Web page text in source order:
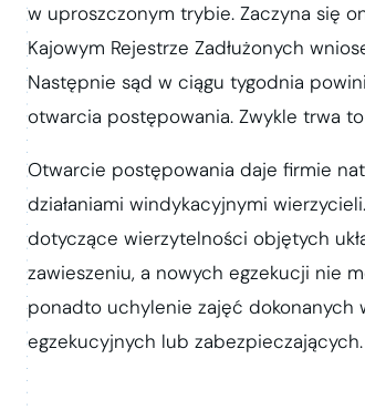
w uproszczonym trybie. Zaczyna się
Kajowym Rejestrze Zadłużonych
Następnie sąd w ciągu tygodnia
otwarcia postępowania. Zwykle trwa
Otwarcie postępowania daje firmie
działaniami windykacyjnymi
dotyczące wierzytelności objętych
zawieszeniu, a nowych egzekucji nie
ponadto uchylenie zajęć dokonanych
egzekucyjnych lub zabezpieczających.